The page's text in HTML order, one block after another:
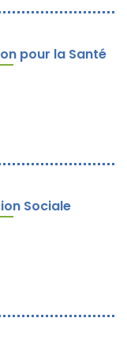
pour la Santé
Sociale